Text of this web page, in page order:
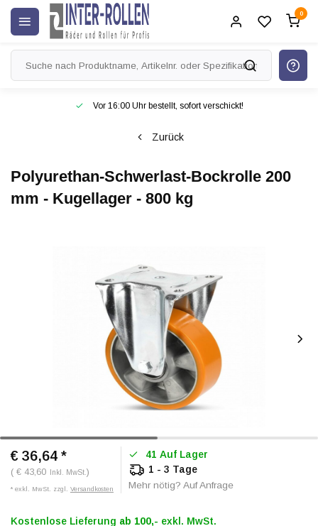
0
Vor 16:00 Uhr bestellt, sofort verschickt!
Zurück
Polyurethan-Schwerlast-Bockrolle 200
mm - Kugellager - 800 kg
€ 36,64 *
( € 43,60 Inkl. MwSt. )
* exkl. MwSt. zzgl. Versandkosten
41 Auf Lager
1 - 3 Tage
Mehr nötig? Auf Anfrage
Kostenlose Lieferung ab 100,- exkl. MwSt.